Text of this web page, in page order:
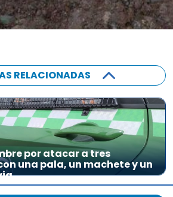
RELACIONADAS
por atacar a tres
una pala, un machete y un